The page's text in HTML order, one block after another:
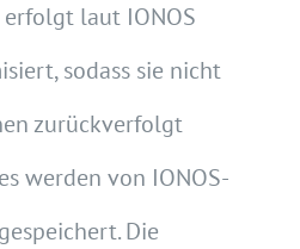
laut IONOS
sodass sie nicht
zurückverfolgt
werden von IONOS-
Die